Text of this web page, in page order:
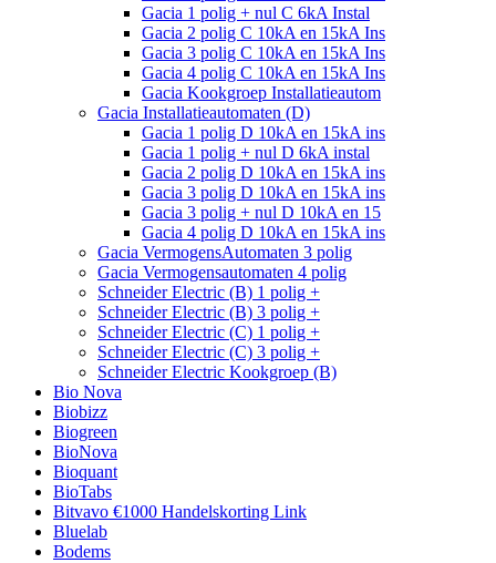
Gacia 1 polig + nul C 6kA Instal
Gacia 2 polig C 10kA en 15kA Ins
Gacia 3 polig C 10kA en 15kA Ins
Gacia 4 polig C 10kA en 15kA Ins
Gacia Kookgroep Installatieautom
Gacia Installatieautomaten (D)
Gacia 1 polig D 10kA en 15kA ins
Gacia 1 polig + nul D 6kA instal
Gacia 2 polig D 10kA en 15kA ins
Gacia 3 polig D 10kA en 15kA ins
Gacia 3 polig + nul D 10kA en 15
Gacia 4 polig D 10kA en 15kA ins
Gacia VermogensAutomaten 3 polig
Gacia Vermogensautomaten 4 polig
Schneider Electric (B) 1 polig +
Schneider Electric (B) 3 polig +
Schneider Electric (C) 1 polig +
Schneider Electric (C) 3 polig +
Schneider Electric Kookgroep (B)
Bio Nova
Biobizz
Biogreen
BioNova
Bioquant
BioTabs
Bitvavo €1000 Handelskorting Link
Bluelab
Bodems